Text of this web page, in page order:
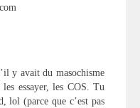
y avait du masochisme
essayer, les COS. Tu
lol (parce que c’est pas